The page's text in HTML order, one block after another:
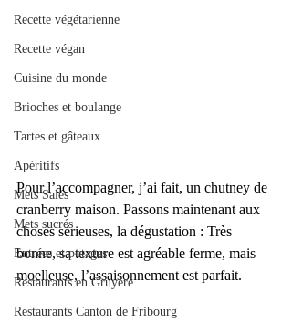
Recette végétarienne
Recette végan
Cuisine du monde
Brioches et boulange
Tartes et gâteaux
Apéritifs
Mets Salés
Mets sucrés
Entrées et potages
Restaurants en Gruyère
Restaurants Canton de Fribourg
Pour l’accompagner, j’ai fait, un chutney de
cranberry maison. Passons maintenant aux
choses sérieuses, la dégustation : Très
bonne, sa texture est agréable ferme, mais
moelleuse, l’assaisonnement est parfait.